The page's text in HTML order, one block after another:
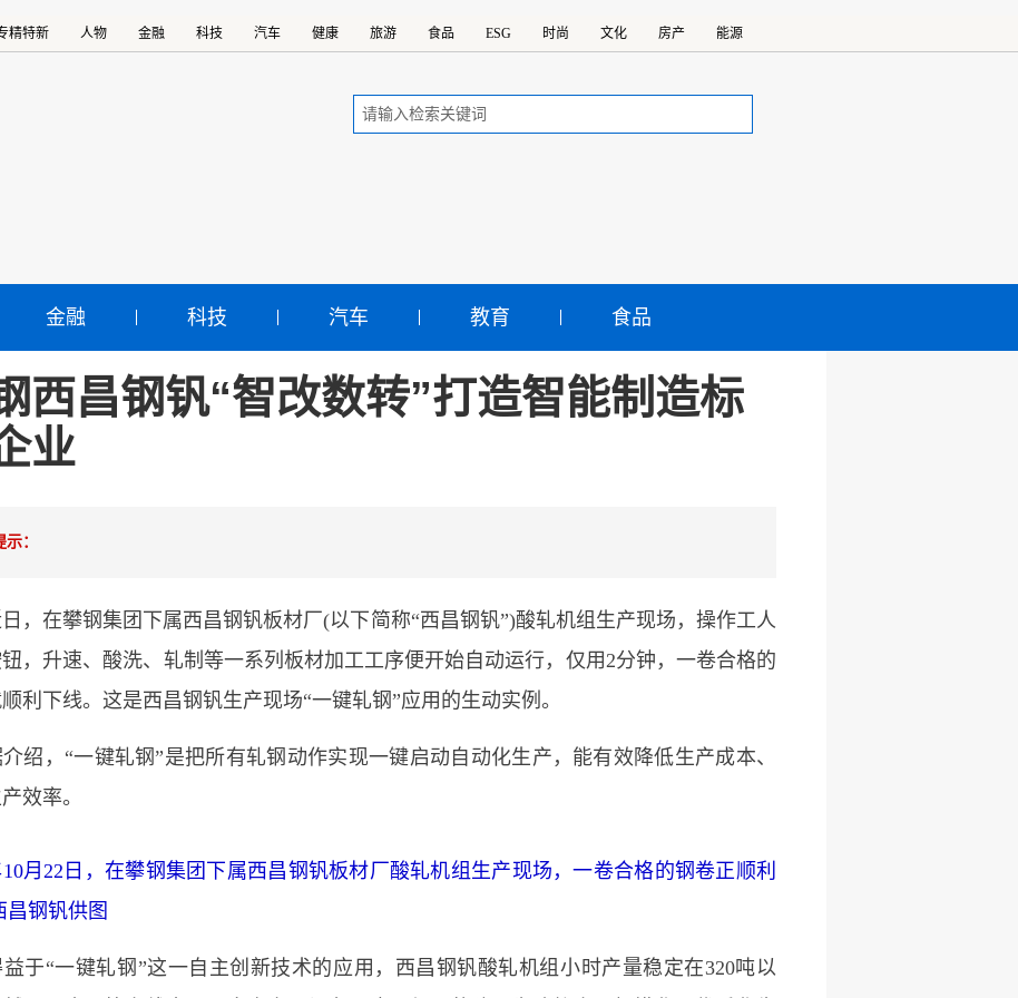
精特新 人物 金融 科技 汽车 健康 旅游 食品 ESG 时尚 文化 房产 能源
金融 科技 汽车 教育 食品
西昌钢钒“智改数转”打造智能制造标
业
：
在攀钢集团下属西昌钢钒板材厂(以下简称“西昌钢钒”)酸轧机组生产现场，操作工人
，升速、酸洗、轧制等一系列板材加工工序便开始自动运行，仅用2分钟，一卷合格的
利下线。这是西昌钢钒生产现场“一键轧钢”应用的生动实例。
，“一键轧钢”是把所有轧钢动作实现一键启动自动化生产，能有效降低生产成本、
效率。
10月22日，在攀钢集团下属西昌钢钒板材厂酸轧机组生产现场，一卷合格的钢卷正顺利
昌钢钒供图
“一键轧钢”这一自主创新技术的应用，西昌钢钒酸轧机组小时产量稳定在320吨以